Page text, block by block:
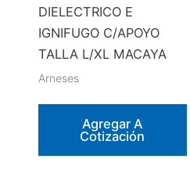
DIELECTRICO E
IGNIFUGO C/APOYO
TALLA L/XL MACAYA
Arneses
Agregar A
Cotización